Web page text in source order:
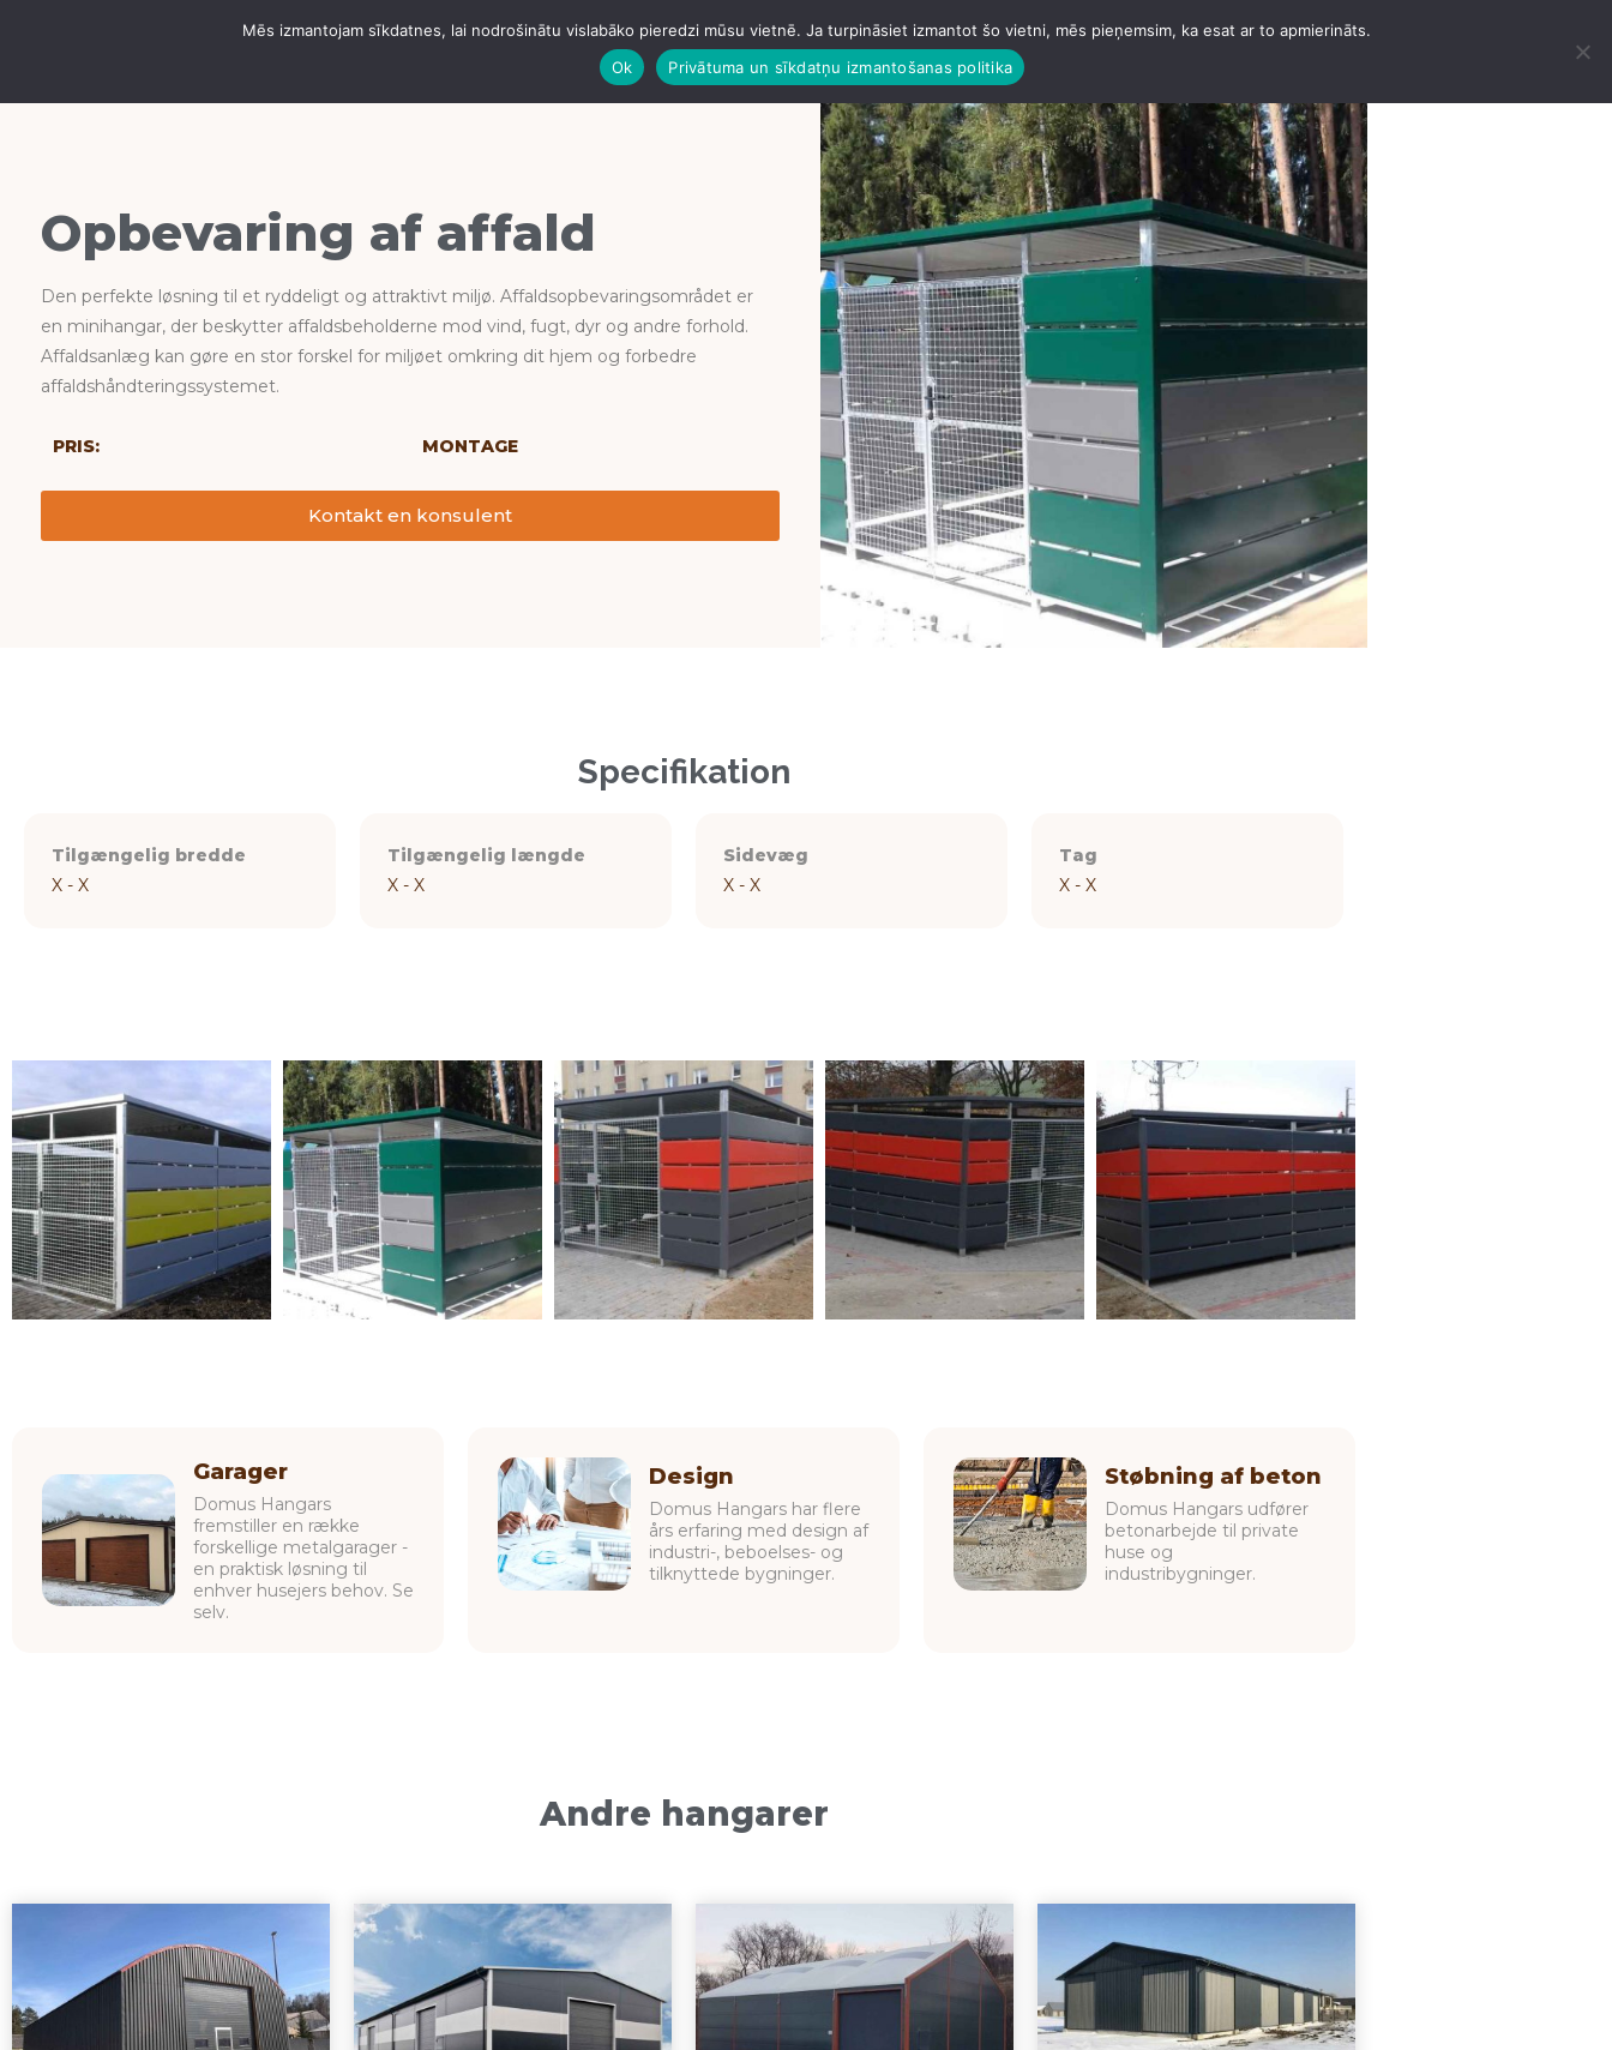
HANGARER STØBNING AF BETON JUMTI
Opbevaring af affald
Opbevaring af affald
Den perfekte løsning til et ryddeligt og attraktivt miljø. Affaldsopbevaringsområdet er
en minihangar, der beskytter affaldsbeholderne mod vind, fugt, dyr og andre forhold.
Affaldsanlæg kan gøre en stor forskel for miljøet omkring dit hjem og forbedre
affaldshåndteringssystemet.
PRIS: MONTAGE
Kontakt en konsulent
Specifikation
Tilgængelig bredde
X - X
Tilgængelig længde
X - X
Sidevæg
X - X
Tag
X - X
Garager
Domus Hangars
fremstiller en række
forskellige metalgarager -
en praktisk løsning til
enhver husejers behov. Se
selv.
Design
Domus Hangars har flere
års erfaring med design af
industri-, beboelses- og
tilknyttede bygninger.
Støbning af beton
Domus Hangars udfører
betonarbejde til private
huse og
industribygninger.
Andre hangarer
Mēs izmantojam sīkdatnes, lai nodrošinātu vislabāko pieredzi mūsu vietnē. Ja turpināsiet izmantot šo vietni, mēs pieņemsim, ka esat ar to apmierināts.
Ok
Privātuma un sīkdatņu izmantošanas politika